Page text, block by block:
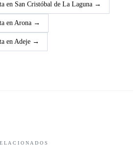
en San Cristóbal de La Laguna →
en Arona →
en Adeje →